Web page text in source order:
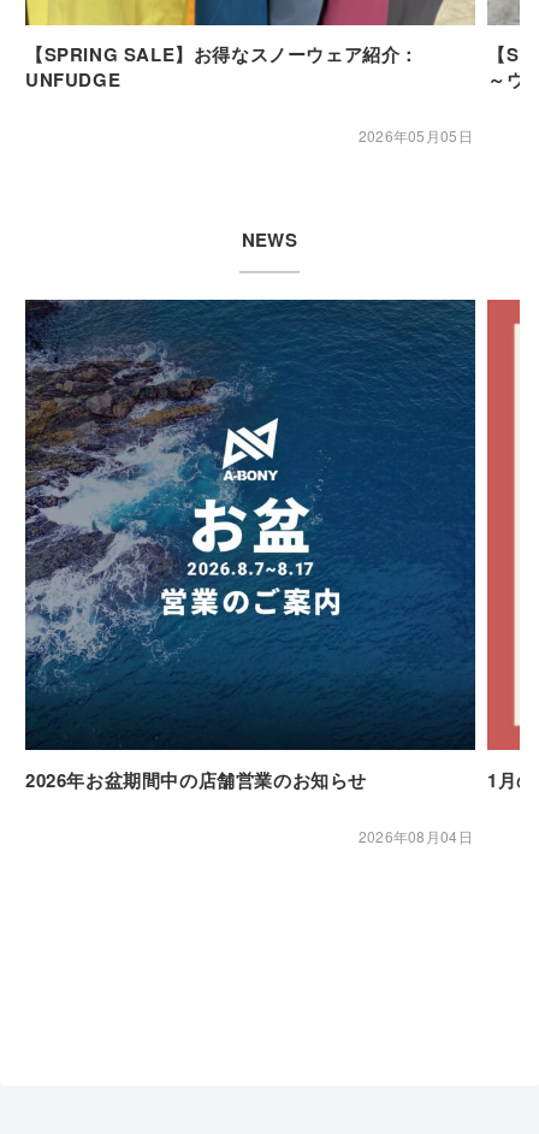
【SPRING SALE】お得なスノーウェア紹介：
UNFUDGE
2026年05月05日
【
～ウ
NEWS
2026年お盆期間中の店舗営業のお知らせ
2026年08月04日
1月